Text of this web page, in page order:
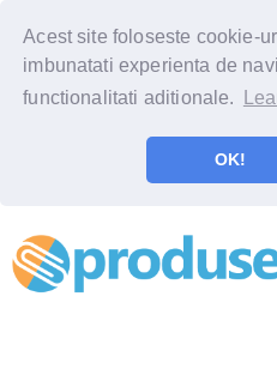
Acest site foloseste cookie-
imbunatati experienta de
functionalitati aditionale.
OK!